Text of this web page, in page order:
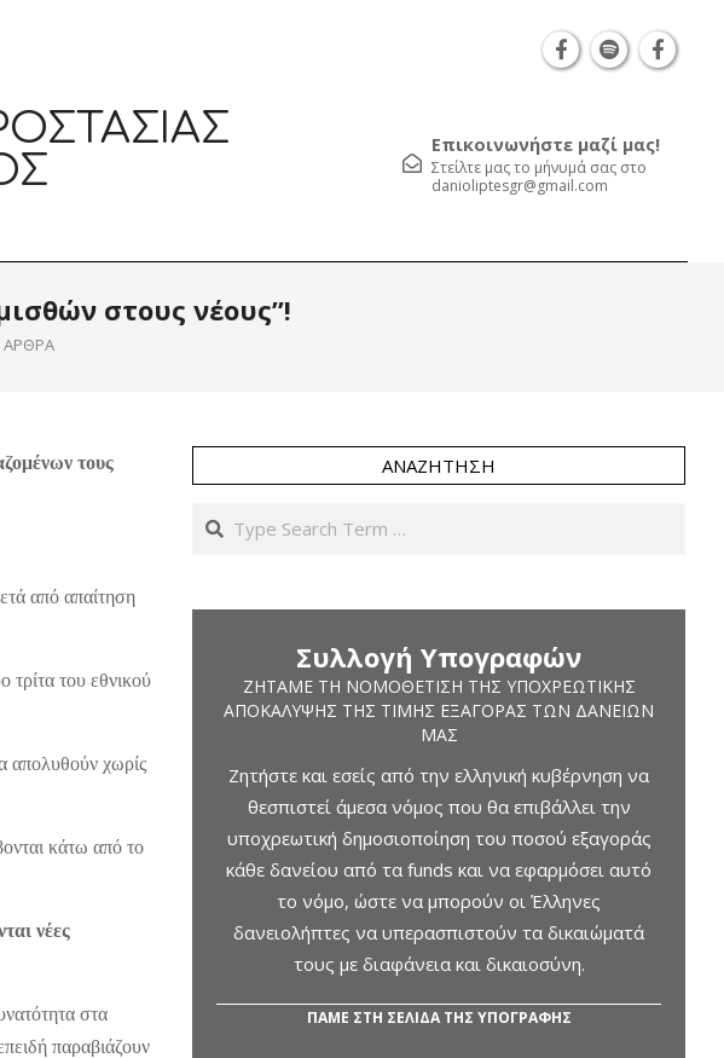
Επικοινωνήστε μαζί μας!
Στείλτε μας το μήνυμά σας στο
danioliptesgr@gmail.com
στους νέους”!
ΆΡΘΡΑ
τους
από απαίτηση
του εθνικού
απολυθούν χωρίς
κάτω από το
νέες
στα
παραβιάζουν
ΑΝΑΖΉΤΗΣΗ
Search
Συλλογή Υπογραφών
ΖΗΤΆΜΕ ΤΗ ΝΟΜΟΘΈΤΙΣΗ ΤΗΣ ΥΠΟΧΡΕΩΤΙΚΉΣ
ΑΠΟΚΆΛΥΨΗΣ ΤΗΣ ΤΙΜΉΣ ΕΞΑΓΟΡΆΣ ΤΩΝ ΔΑΝΕΊΩΝ
ΜΑΣ
Ζητήστε και εσείς από την ελληνική κυβέρνηση να
θεσπιστεί άμεσα νόμος που θα επιβάλλει την
υποχρεωτική δημοσιοποίηση του ποσού εξαγοράς
κάθε δανείου από τα funds και να εφαρμόσει αυτό
το νόμο, ώστε να μπορούν οι Έλληνες
δανειολήπτες να υπερασπιστούν τα δικαιώματά
τους με διαφάνεια και δικαιοσύνη.
ΠΑΜΕ ΣΤΗ ΣΕΛΙΔΑ ΤΗΣ ΥΠΟΓΡΑΦΗΣ